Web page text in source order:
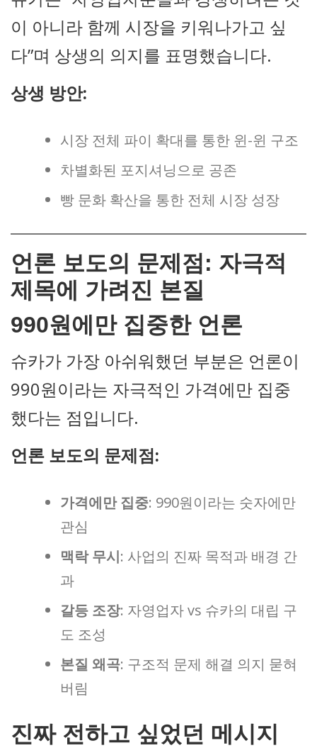
이 아니라 함께 시장을 키워나가고 싶
다”며 상생의 의지를 표명했습니다.
상생 방안:
시장 전체 파이 확대를 통한 윈-윈 구조
차별화된 포지셔닝으로 공존
빵 문화 확산을 통한 전체 시장 성장
언론 보도의 문제점: 자극적
제목에 가려진 본질
990원에만 집중한 언론
슈카가 가장 아쉬워했던 부분은 언론이
990원이라는 자극적인 가격에만 집중
했다는 점입니다.
언론 보도의 문제점:
가격에만 집중: 990원이라는 숫자에만
관심
맥락 무시: 사업의 진짜 목적과 배경 간
과
갈등 조장: 자영업자 vs 슈카의 대립 구
도 조성
본질 왜곡: 구조적 문제 해결 의지 묻혀
버림
진짜 전하고 싶었던 메시지